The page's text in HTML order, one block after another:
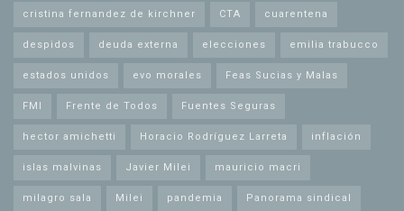
cristina fernandez de kirchner CTA cuarentena
despidos deuda externa elecciones emilia trabucco
estados unidos evo morales Feas Sucias y Malas
FMI Frente de Todos Fuentes Seguras
hector amichetti Horacio Rodríguez Larreta inflación
islas malvinas Javier Milei mauricio macri
milagro sala Milei pandemia Panorama sindical